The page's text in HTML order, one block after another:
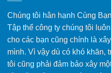
Chúng tôi hân hạnh Cùng
Tập thể công ty chúng tôi
cho các bạn cũng chính là
mình. Vì vậy dù có khó khăn,
tôi cũng phải đảm bảo xây